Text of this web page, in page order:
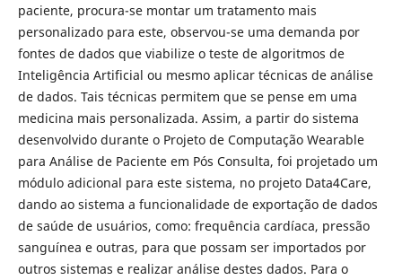
paciente, procura-se montar um tratamento mais
personalizado para este, observou-se uma demanda por
fontes de dados que viabilize o teste de algoritmos de
Inteligência Artificial ou mesmo aplicar técnicas de análise
de dados. Tais técnicas permitem que se pense em uma
medicina mais personalizada. Assim, a partir do sistema
desenvolvido durante o Projeto de Computação Wearable
para Análise de Paciente em Pós Consulta, foi projetado um
módulo adicional para este sistema, no projeto Data4Care,
dando ao sistema a funcionalidade de exportação de dados
de saúde de usuários, como: frequência cardíaca, pressão
sanguínea e outras, para que possam ser importados por
outros sistemas e realizar análise destes dados. Para o